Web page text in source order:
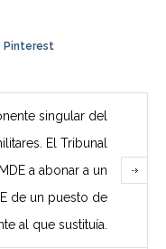
Pinterest
singular del
El Tribunal
a abonar a un
de un puesto de
al que sustituía.